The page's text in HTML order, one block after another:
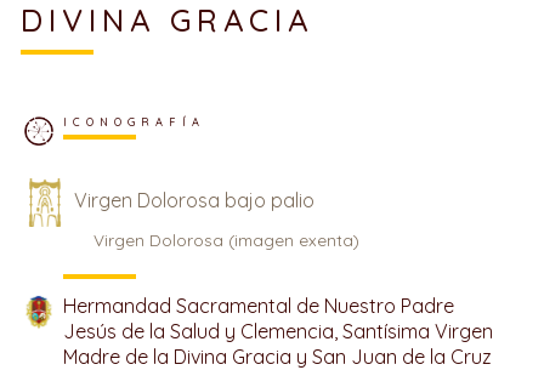
DIVINA GRACIA
ICONOGRAFÍA
Virgen Dolorosa bajo palio
Virgen Dolorosa (imagen exenta)
Hermandad Sacramental de Nuestro Padre
Jesús de la Salud y Clemencia, Santísima Virgen
Madre de la Divina Gracia y San Juan de la Cruz